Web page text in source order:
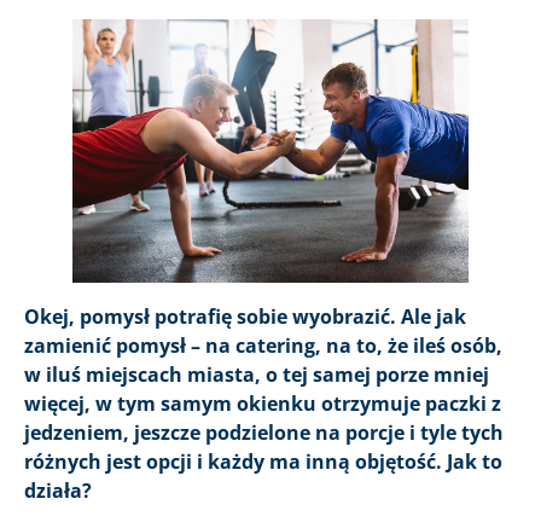
Okej, pomysł potrafię sobie wyobrazić. Ale jak
zamienić pomysł – na catering, na to, że ileś osób,
w iluś miejscach miasta, o tej samej porze mniej
więcej, w tym samym okienku otrzymuje paczki z
jedzeniem, jeszcze podzielone na porcje i tyle tych
różnych jest opcji i każdy ma inną objętość. Jak to
działa?